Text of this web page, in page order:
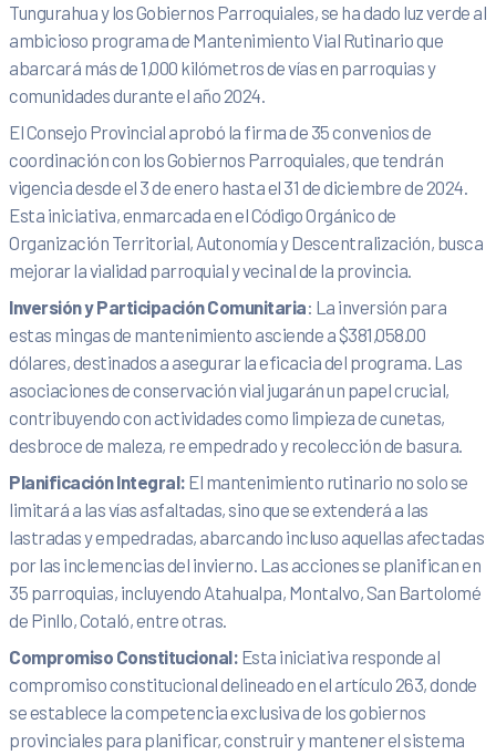
Tungurahua y los Gobiernos Parroquiales, se ha dado luz verde al
ambicioso programa de Mantenimiento Vial Rutinario que
abarcará más de 1,000 kilómetros de vías en parroquias y
comunidades durante el año 2024.
El Consejo Provincial aprobó la firma de 35 convenios de
coordinación con los Gobiernos Parroquiales, que tendrán
vigencia desde el 3 de enero hasta el 31 de diciembre de 2024.
Esta iniciativa, enmarcada en el Código Orgánico de
Organización Territorial, Autonomía y Descentralización, busca
mejorar la vialidad parroquial y vecinal de la provincia.
Inversión y Participación Comunitaria: La inversión para
estas mingas de mantenimiento asciende a $381,058.00
dólares, destinados a asegurar la eficacia del programa. Las
asociaciones de conservación vial jugarán un papel crucial,
contribuyendo con actividades como limpieza de cunetas,
desbroce de maleza, re empedrado y recolección de basura.
Planificación Integral: El mantenimiento rutinario no solo se
limitará a las vías asfaltadas, sino que se extenderá a las
lastradas y empedradas, abarcando incluso aquellas afectadas
por las inclemencias del invierno. Las acciones se planifican en
35 parroquias, incluyendo Atahualpa, Montalvo, San Bartolomé
de Pinllo, Cotaló, entre otras.
Compromiso Constitucional: Esta iniciativa responde al
compromiso constitucional delineado en el artículo 263, donde
se establece la competencia exclusiva de los gobiernos
provinciales para planificar, construir y mantener el sistema